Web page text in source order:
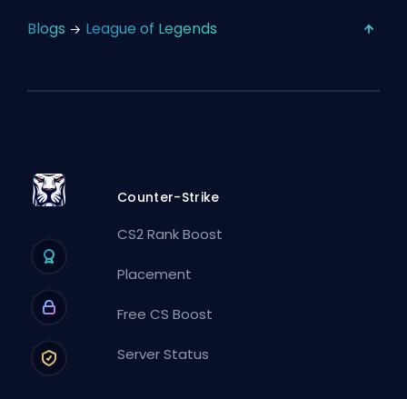
Blogs League of Legends
Counter-Strike
CS2 Rank Boost
Placement
Free CS Boost
Server Status